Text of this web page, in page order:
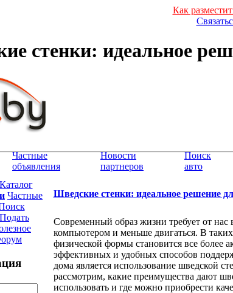
Как
стенки: идеальное
Частные
объявления
Новости
партнеров
Поиск
авто
Частные
Подать
Шведские стенки: идеальное решение
Современный образ жизни требует от нас
компьютером и меньше двигаться. В
физической формы становится все более
эффективных и удобных способов
дома является использование шведской
рассмотрим, какие преимущества дают
использовать и где можно приобрести